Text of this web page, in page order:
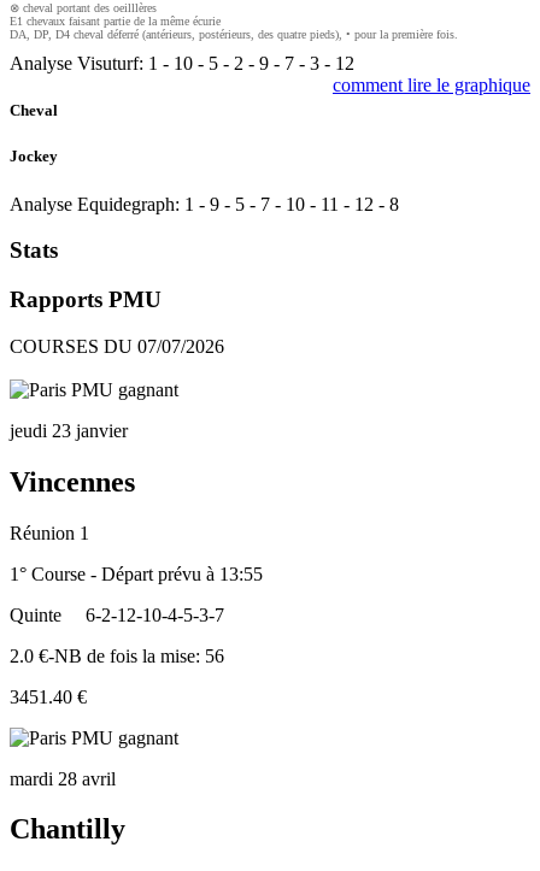
⊗ cheval portant des oeilllères
E1 chevaux faisant partie de la même écurie
DA, DP, D4 cheval déferré (antérieurs, postérieurs, des quatre pieds), • pour la première fois.
Analyse Visuturf: 1 - 10 - 5 - 2 - 9 - 7 - 3 - 12
comment lire le graphique
Cheval
Jockey
Analyse Equidegraph: 1 - 9 - 5 - 7 - 10 - 11 - 12 - 8
Stats
Rapports PMU
COURSES DU 07/07/2026
jeudi 23 janvier
Vincennes
Réunion 1
1° Course - Départ prévu à 13:55
Quinte
6-2-12-10-4-5-3-7
2.0 €-NB de fois la mise: 56
3451.40 €
mardi 28 avril
Chantilly